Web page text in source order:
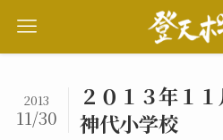
２０１３年１
神代小学校
2013
11/30